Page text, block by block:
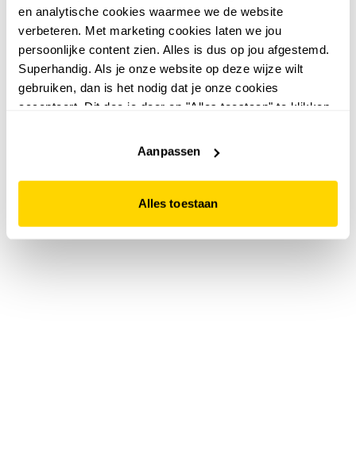
en analytische cookies waarmee we de website
verbeteren. Met marketing cookies laten we jou
persoonlijke content zien. Alles is dus op jou afgestemd.
Superhandig. Als je onze website op deze wijze wilt
gebruiken, dan is het nodig dat je onze cookies
accepteert. Dit doe je door op "Alles toestaan" te klikken.
website niet optimaal functioneert.
Aanpassen
Alles toestaan